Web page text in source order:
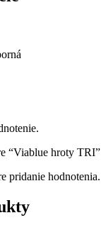
“Viablue hroty TRI”
pridanie hodnotenia.